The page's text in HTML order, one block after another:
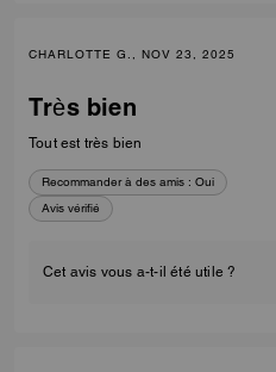
CHARLOTTE G., NOV 23, 2025
Très bien
Tout est très bien
Recommander à des amis : Oui
Avis vérifié
Cet avis vous a-t-il été utile ?